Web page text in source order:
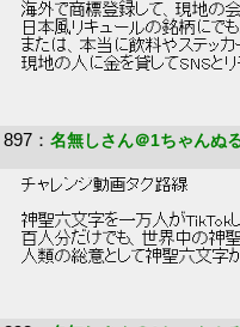
海外で商標登録して、現地の
日本風リキュールの銘柄にでも
または、本当に飲料やステッカ
現地の人に金を貸してSNSと
897 ： 名無しさん＠1ちゃんぬ
チャレンジ動画タグ路線
神聖六文字を一万人がTikTok
百人分だけでも、世界中の神
人類の総意として神聖六文字